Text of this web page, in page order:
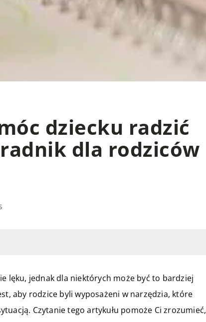
dziecku radzić
dla rodziców
lęku, jednak dla niektórych może być to bardziej
aby rodzice byli wyposażeni w narzędzia, które
Czytanie tego artykułu pomoże Ci zrozumieć,